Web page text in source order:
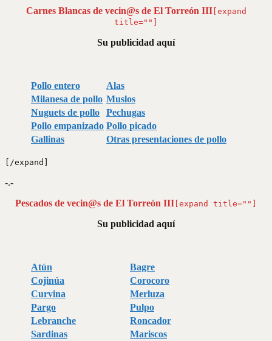
Carnes Blancas de vecin@s de El Torreón III [expand
title=""]
Su publicidad aquí
Pollo entero
Alas
Milanesa de pollo Muslos
Nuguets de pollo
Pechugas
Pollo empanizado Pollo picado
Gallinas
Otras presentaciones de pollo
[/expand]
-.-
Pescados de vecin@s de El Torreón III [expand title=""]
Su publicidad aquí
Atún
Bagre
Cojinúa
Corocoro
Curvina
Merluza
Pargo
Pulpo
Lebranche
Roncador
Sardinas
Mariscos